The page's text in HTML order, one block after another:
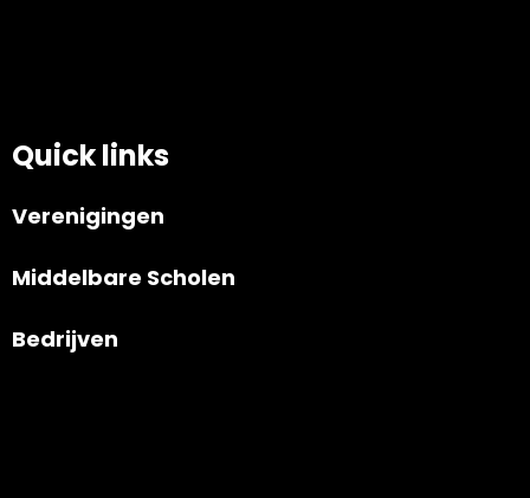
Quick links
Verenigingen
Middelbare Scholen
Bedrijven